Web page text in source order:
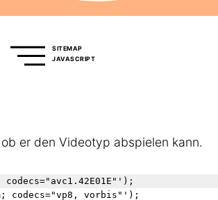
SITEMAP
JAVASCRIPT
er den Videotyp abspielen kann.
codecs="vp8, vorbis"');